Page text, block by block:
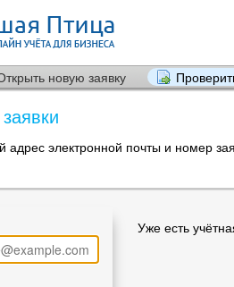
новую заявку
адрес электронной почты и номер
Уже есть